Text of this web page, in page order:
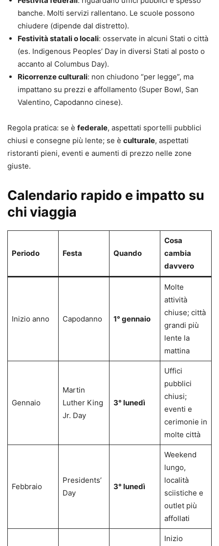
banche. Molti servizi rallentano. Le scuole possono
chiudere (dipende dal distretto).
Festività statali o locali: osservate in alcuni Stati o città
(es. Indigenous Peoples’ Day in diversi Stati al posto o
accanto al Columbus Day).
Ricorrenze culturali: non chiudono “per legge”, ma
impattano su prezzi e affollamento (Super Bowl, San
Valentino, Capodanno cinese).
Regola pratica: se è federale, aspettati sportelli pubblici
chiusi e consegne più lente; se è culturale, aspettati
ristoranti pieni, eventi e aumenti di prezzo nelle zone
giuste.
Calendario rapido e impatto su
chi viaggia
Periodo Festa Quando
Cosa
cambia
davvero
Inizio anno Capodanno 1° gennaio
Molte
attività
chiuse; città
grandi più
lente la
mattina
Gennaio
Martin
Luther King
Jr. Day
3° lunedì
Uffici
pubblici
chiusi;
eventi e
cerimonie in
molte città
Febbraio
Presidents’
Day
3° lunedì
Weekend
lungo,
località
sciistiche e
outlet più
affollati
Inizio